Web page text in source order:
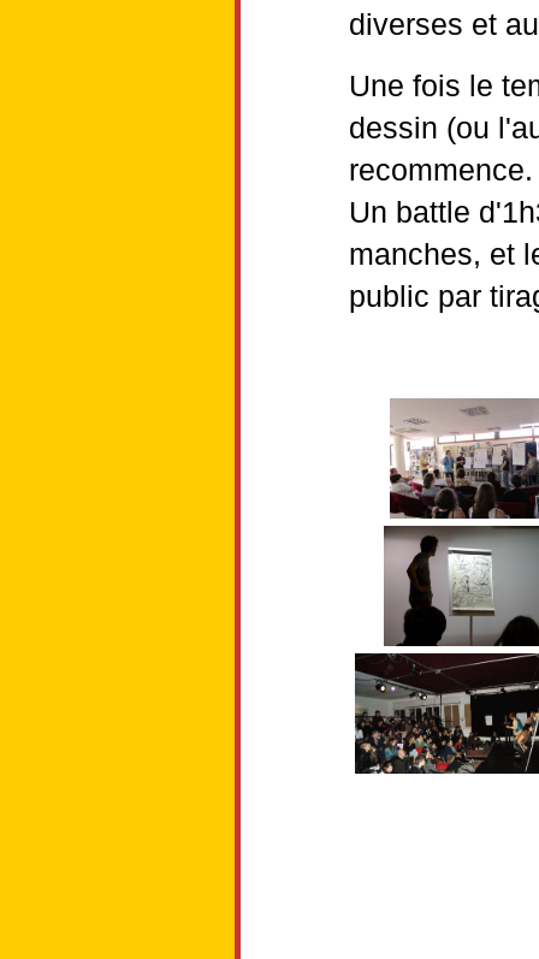
diverses et
Une fois le
dessin (ou
recommence.
Un battle
manches, et
public par